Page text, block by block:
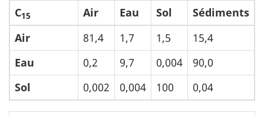
C15 Air Eau Sol
Sédiments
Air
81,4 1,7 1,5
15,4
Eau
0,2 9,7 0,004
90,0
Sol
0,002 0,004 100 0,04